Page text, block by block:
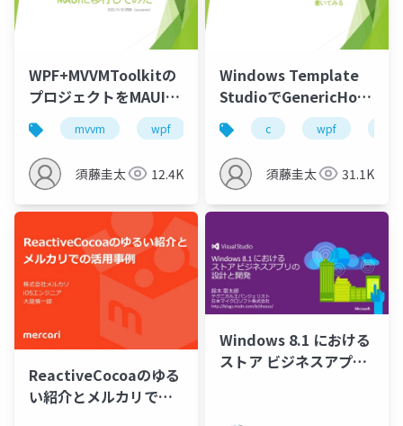
WPF+MVVMToolkitの
プロジェクトをMAUIに
移行してみた
mvvm wpf maui
須藤圭太 12.4K
Windows Template
StudioでGenericHost
＋MVVMなWPFアプリ
を手軽に書いてみる
c wpf
須藤圭太 31.1K
ReactiveCocoaのゆる
い紹介とメルカリでの
Windows 8.1 における
ストア ビジネスアプリ